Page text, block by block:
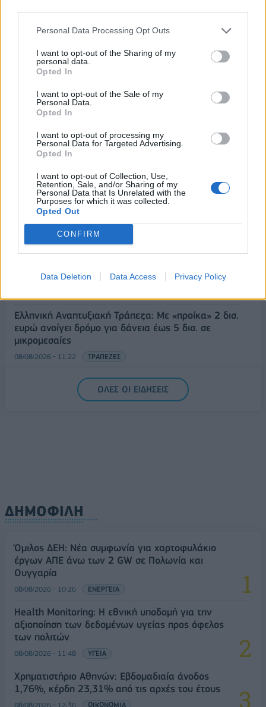
Personal Data Processing Opt Outs
I want to opt-out of the Sharing of my
personal data.
Opted In
I want to opt-out of the Sale of my
Personal Data.
Opted In
I want to opt-out of processing my
Personal Data for Targeted Advertising.
Opted In
I want to opt-out of Collection, Use,
Retention, Sale, and/or Sharing of my
Personal Data that Is Unrelated with the
Purposes for which it was collected.
Opted Out
CONFIRM
Data Deletion Data Access Privacy Policy
Υπουργείο Εργασίας: Ο “χάρτης” των πληρωμών
08/08/2026 - 12:58
Hamilton Ltd. συνάπτουν συμφωνία υπηρεσιών
μάρκετινγκ
Χρηματιστήριο Αθηνών: Εβδομαδιαία άνοδος
1,76%, κέρδη 23,31% από τις αρχές του έτους
08/08/2026 - 12:36 ΟΙΚΟΝΟΜΙΑ
Διευρύνεται η πρωτοβουλία για τις τιμές στο ράφι
με 916 προϊόντα
08/08/2026 - 12:12 ΛΙΑΝΕΜΠΟΡΙΟ
Health Monitoring: Η εθνική υποδομή για την
των πολιτών
Ελληνική Αναπτυξιακή Τράπεζα: Με «προίκα» 2 δισ.
ευρώ ανοίγει δρόμο για δάνεια έως 5 δισ. σε
μικρομεσαίες
08/08/2026 - 11:22 ΤΡΑΠΕΖΕΣ
5G παντού, 6G στον ορίζοντα: Πού βρίσκεται η
Ελλάδα στη μεγάλη τεχνολογική μετάβαση
ΟΛΕΣ ΟΙ ΕΙΔΗΣΕΙΣ
ΔΗΜΟΦΙΛΗ
Όμιλος ΔΕΗ: Νέα συμφωνία για χαρτοφυλάκιο
έργων ΑΠΕ άνω των 2 GW σε Πολωνία και
Ουγγαρία
08/08/2026 - 10:26 ΕΝΕΡΓΕΙΑ
Health Monitoring: Η εθνική υποδομή για την
αξιοποίηση των δεδομένων υγείας προς όφελος
των πολιτών
08/08/2026 - 11:48 ΥΓΕΙΑ
Χρηματιστήριο Αθηνών: Εβδομαδιαία άνοδος
1,76%, κέρδη 23,31% από τις αρχές του έτους
08/08/2026 - 12:36 ΟΙΚΟΝΟΜΙΑ